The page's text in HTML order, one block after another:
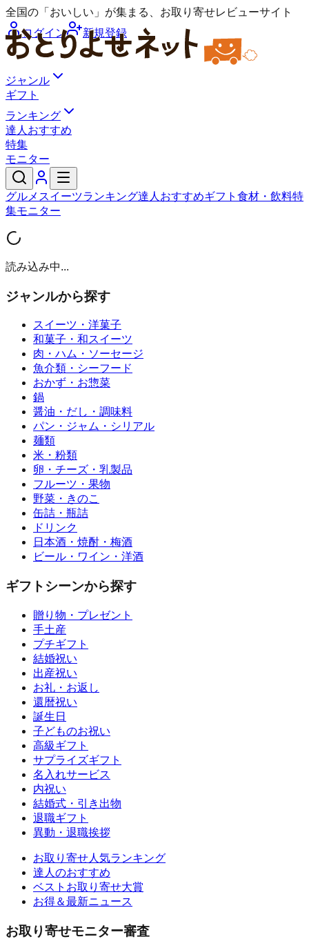
全国の「おいしい」が集まる、お取り寄せレビューサイト
ログイン
新規登録
ジャンル
ギフト
ランキング
達人おすすめ
特集
モニター
グルメ スイーツランキング達人おすすめギフト 食材・飲料特
集モニター
読み込み中...
ジャンルから探す
スイーツ・洋菓子
和菓子・和スイーツ
肉・ハム・ソーセージ
魚介類・シーフード
おかず・お惣菜
鍋
醤油・だし・調味料
パン・ジャム・シリアル
麺類
米・粉類
卵・チーズ・乳製品
フルーツ・果物
野菜・きのこ
缶詰・瓶詰
ドリンク
日本酒・焼酎・梅酒
ビール・ワイン・洋酒
ギフトシーンから探す
贈り物・プレゼント
手土産
プチギフト
結婚祝い
出産祝い
お礼・お返し
還暦祝い
誕生日
子どものお祝い
高級ギフト
サプライズギフト
名入れサービス
内祝い
結婚式・引き出物
退職ギフト
異動・退職挨拶
お取り寄せ人気ランキング
達人のおすすめ
ベストお取り寄せ大賞
お得＆最新ニュース
お取り寄せモニター審査